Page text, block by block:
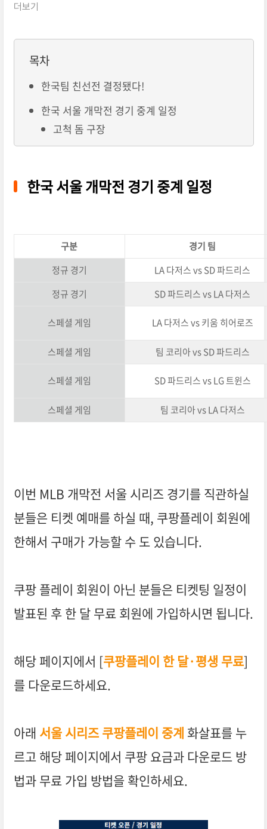
더보기
목차
한국팀 친선전 결정됐다!
한국 서울 개막전 경기 중계 일정
고척 돔 구장
한국 서울 개막전 경기 중계 일정
구분
경기 팀
정규 경기
LA 다저스 vs SD 파드리스
정규 경기
SD 파드리스 vs LA 다저스
스페셜 게임 LA 다저스 vs 키움 히어로즈
스페셜 게임 팀 코리아 vs SD 파드리스
스페셜 게임 SD 파드리스 vs LG 트윈스
스페셜 게임 팀 코리아 vs LA 다저스
이번 MLB 개막전 서울 시리즈 경기를 직관하실
분들은 티켓 예매를 하실 때, 쿠팡플레이 회원에
한해서 구매가 가능할 수 도 있습니다.
쿠팡 플레이 회원이 아닌 분들은 티켓팅 일정이
발표된 후 한 달 무료 회원에 가입하시면 됩니다.
해당 페이지에서 [쿠팡플레이 한 달·평생 무료]
를 다운로드하세요.
아래 서울 시리즈 쿠팡플레이 중계 화살표를 누
르고 해당 페이지에서 쿠팡 요금과 다운로드 방
법과 무료 가입 방법을 확인하세요.